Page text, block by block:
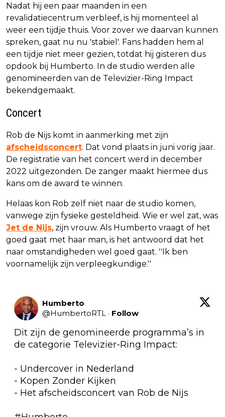
Nadat hij een paar maanden in een
revalidatiecentrum verbleef, is hij momenteel al
weer een tijdje thuis. Voor zover we daarvan kunnen
spreken, gaat nu nu 'stabiel'. Fans hadden hem al
een tijdje niet meer gezien, totdat hij gisteren dus
opdook bij Humberto. In de studio werden alle
genomineerden van de Televizier-Ring Impact
bekendgemaakt.
Concert
Rob de Nijs komt in aanmerking met zijn
afscheidsconcert. Dat vond plaats in juni vorig jaar.
De registratie van het concert werd in december
2022 uitgezonden. De zanger maakt hiermee dus
kans om de award te winnen.
Helaas kon Rob zelf niet naar de studio komen,
vanwege zijn fysieke gesteldheid. Wie er wel zat, was
Jet de Nijs, zijn vrouw. Als Humberto vraagt of het
goed gaat met haar man, is het antwoord dat het
naar omstandigheden wel goed gaat. ''Ik ben
voornamelijk zijn verpleegkundige.''
Humberto
@HumbertoRTL · Follow
Dit zijn de genomineerde programma’s in
de categorie Televizier-Ring Impact:
- Undercover in Nederland
- Kopen Zonder Kijken
- Het afscheidsconcert van Rob de Nijs